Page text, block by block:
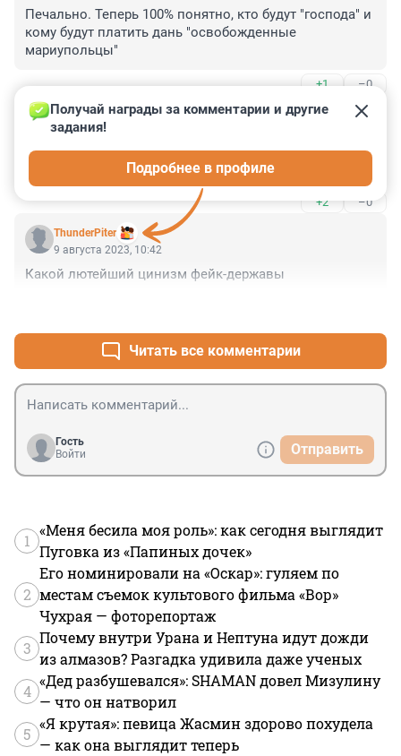
Печально. Теперь 100% понятно, кто будут "господа" и
кому будут платить дань "освобожденные
мариупольцы"
+1 –0
Гость
9 августа 2023, 10:52
Надо бы в компанию городов-побратимов ещё и
Пальмиру принять.
+2 –0
ThunderPiter
Получай награды за комментарии и другие
задания!
Подробнее в профиле
9 августа 2023, 10:42
Какой лютейший цинизм фейк-державы
Читать все комментарии
Гость
Войти
Отправить
1
«Меня бесила моя роль»: как сегодня выглядит
Пуговка из «Папиных дочек»
2
Его номинировали на «Оскар»: гуляем по
местам съемок культового фильма «Вор»
Чухрая — фоторепортаж
3
Почему внутри Урана и Нептуна идут дожди
из алмазов? Разгадка удивила даже ученых
4
«Дед разбушевался»: SHAMAN довел Мизулину
— что он натворил
5
«Я крутая»: певица Жасмин здорово похудела
— как она выглядит теперь